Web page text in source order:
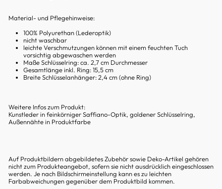
Material- und Pflegehinweise:
100% Polyurethan (Lederoptik)
nicht waschbar
leichte Verschmutzungen können mit einem feuchten Tuch
vorsichtig abgewaschen werden
Maße Schlüsselring:ca. 2,7cm Durchmesser
Gesamtlänge inkl. Ring:15,5cm
Breite Schlüsselanhänger:2,4cm (ohne Ring)
Weitere Infos zum Produkt:
Kunstleder in feinkörniger Saffiano-Optik, goldener Schlüsselring,
Außennähte in Produktfarbe
Auf Produktbildern abgebildetes Zubehör sowie Deko-Artikel gehören
nicht zum Produkteangebot, sofern sie nicht ausdrücklich eingeschlossen
werden. Je nach Bildschirmeinstellung kann es zu leichten
Farbabweichungen gegenüber dem Produktbild kommen.